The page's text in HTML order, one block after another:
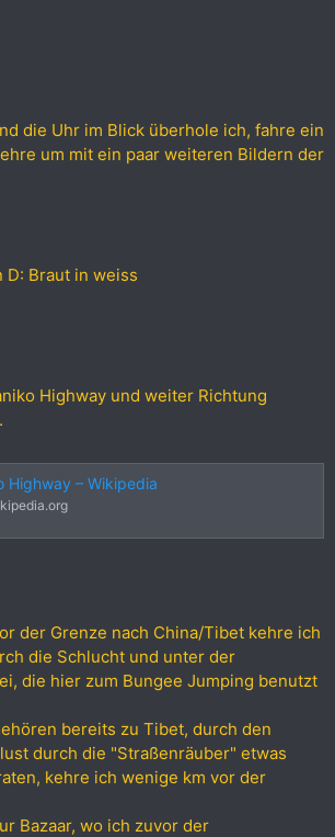
die Uhr im Blick überhole ich, fahre ein
um mit ein paar weiteren Bildern der
D: Braut in weiss
Highway und weiter Richtung
Highway – Wikipedia
der Grenze nach China/Tibet kehre ich
die Schlucht und unter der
die hier zum Bungee Jumping benutzt
bereits zu Tibet, durch den
durch die "Straßenräuber" etwas
kehre ich wenige km vor der
Bazaar, wo ich zuvor der